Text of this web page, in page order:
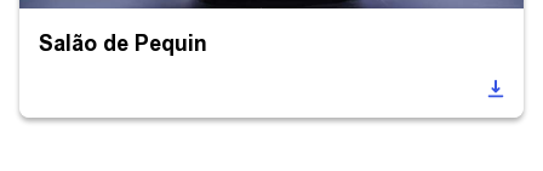
Salão de Pequin